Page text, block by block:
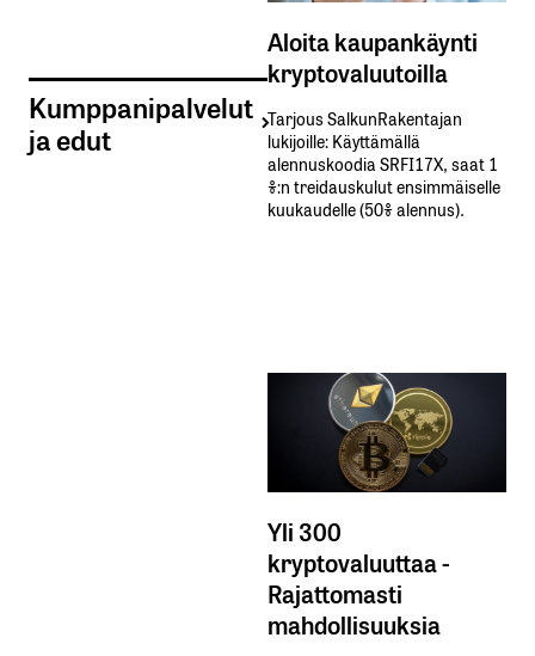
Kumppanipalvelut
ja edut
Aloita kaupankäynti
kryptovaluutoilla
Tarjous SalkunRakentajan
lukijoille: Käyttämällä​ ​
alennuskoodia​ ​SRFI17X,​ ​saat​ ​1
%:n treidauskulut​ ​ensimmäiselle​ ​
kuukaudelle​ ​(50%​ ​alennus).
Yli 300
kryptovaluuttaa -
Rajattomasti
mahdollisuuksia